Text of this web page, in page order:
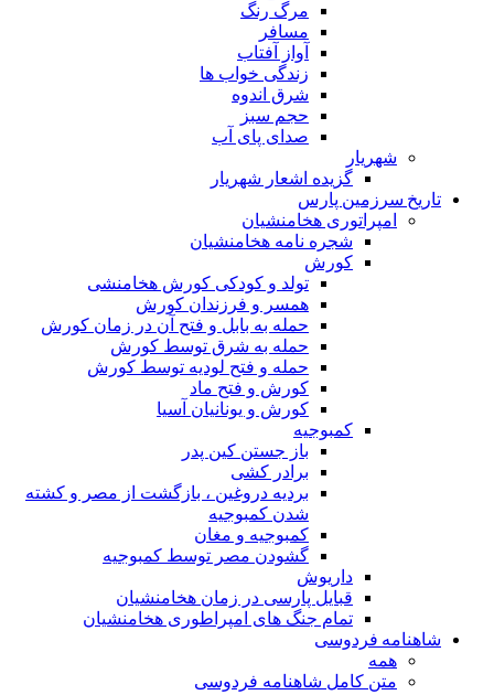
مرگ رنگ
مسافر
آواز آفتاب
زندگی خواب ها
شرق اندوه
حجم سبز
صدای پای آب
شهریار
گزیده اشعار شهریار
تاریخ سرزمین پارس
امپراتوری هخامنشیان
شجره نامه هخامنشیان
کورش
تولد و کودکی کورش هخامنشی
همسر و فرزندان کورش
حمله به بابل و فتح آن در زمان کورش
حمله به شرق توسط کورش
حمله و فتح لودیه توسط کورش
کورش و فتح ماد
کورش و یونانیان آسیا
کمبوجیه
باز جستن کین پدر
برادر کشی
بردیه دروغین ، بازگشت از مصر و کشته
شدن کمبوجیه
کمبوجیه و مغان
گشودن مصر توسط کمبوجیه
داریوش
قبایل پارسی در زمان هخامنشیان
تمام جنگ های امپراطوری هخامنشیان
شاهنامه فردوسی
همه
متن کامل شاهنامه فردوسی